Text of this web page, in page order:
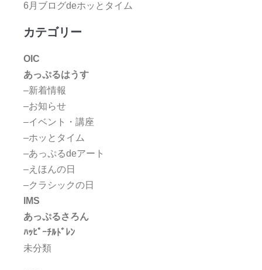
6月ブログdeホッとタイム
カテゴリー
OIC
あっぷるはうす
–新着情報
–お知らせ
–イベント・講座
–ホッとタイム
–あっぷるdeアート
–えほんの日
–クラシックの日
IMS
あっぷるさろん
ﾊｯﾋﾟｰﾁﾙﾄﾞﾚﾝ
未分類